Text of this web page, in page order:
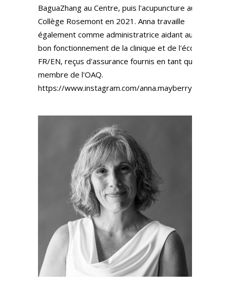
BaguaZhang au Centre, puis l'acupuncture au
Collège Rosemont en 2021. Anna travaille
également comme administratrice aidant au
bon fonctionnement de la clinique et de l'école.
FR/EN, reçus d'assurance fournis en tant que
membre de l'OAQ.
https://www.instagram.com/anna.mayberry.acu